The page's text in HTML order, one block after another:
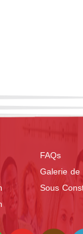
FAQs
Galerie
Sous